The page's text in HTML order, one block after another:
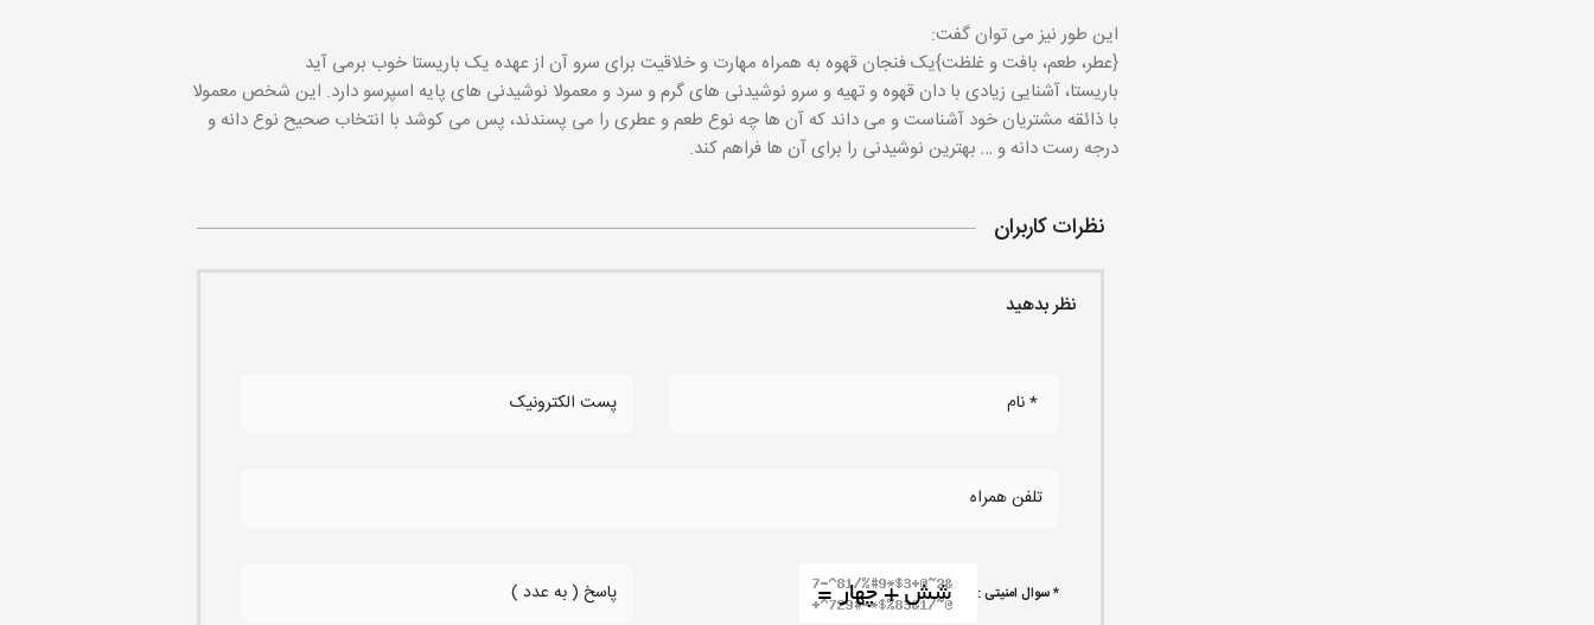
این طور نیز می توان گفت:
{عطر، طعم، بافت و غلظت}یک فنجان قهوه به همراه مهارت و خلاقیت برای سرو آن از عهده یک باریستا خوب برمی آید
باریستا، آشنایی زیادی با دان قهوه و تهیه و سرو نوشیدنی های گرم و سرد و معمولا نوشیدنی های پایه اسپرسو دارد. این شخص معمولا
با ذائقه مشتریان خود آشناست و می داند که آن ها چه نوع طعم و عطری را می پسندند، پس می کوشد با انتخاب صحیح نوع دانه و
درجه رست دانه و … بهترین نوشیدنی را برای آن ها فراهم کند.
نظرات کاربران
نظر بدهید
* سوال امنیتی :